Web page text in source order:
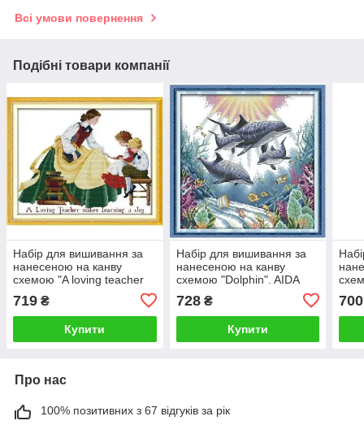
Всі умови повернення
Подібні товари компанії
Набір для вишивання за
нанесеною на канву
схемою "A loving teacher
makes learning a joy".AIDA
14CT printed , 42*34 см
719 ₴
Купити
Набір для вишивання за
нанесеною на канву
схемою "Dolphin". AIDA
728₴
Купити
см
700
Про нас
100% позитивних з 67 відгуків за рік